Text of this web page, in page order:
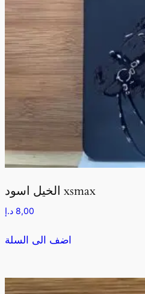
الخيل اسود xsmax
8,00 د.إ
اضف الى السلة